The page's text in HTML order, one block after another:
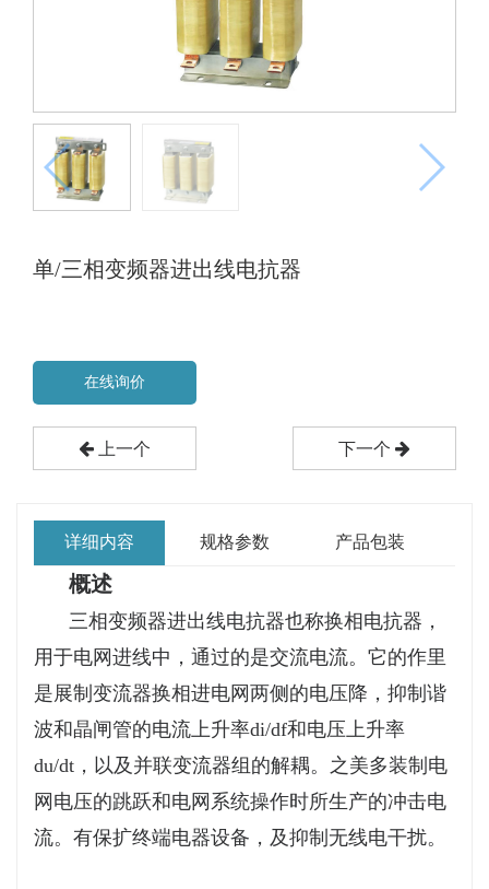
单/三相变频器进出线电抗器
在线询价
上一个 下一个
详细内容 规格参数 产品包装
概述
三相变频器进出线电抗器也称换相电抗器，
用于电网进线中，通过的是交流电流。它的作里
是展制变流器换相进电网两侧的电压降，抑制谐
波和晶闸管的电流上升率di/df和电压上升率
du/dt，以及并联变流器组的解耦。之美多装制电
网电压的跳跃和电网系统操作时所生产的冲击电
流。有保扩终端电器设备，及抑制无线电干扰。